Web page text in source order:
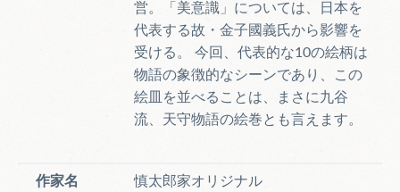
営。「美意識」については、日本を
代表する故・金子國義氏から影響を
受ける。 今回、代表的な10の絵柄は
物語の象徴的なシーンであり、この
絵皿を並べることは、まさに九谷
流、天守物語の絵巻とも言えます。
作家名 慎太郎家オリジナル